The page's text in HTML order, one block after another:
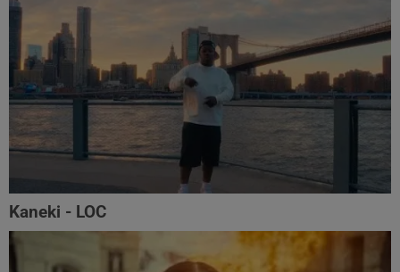
Kaneki - LOC